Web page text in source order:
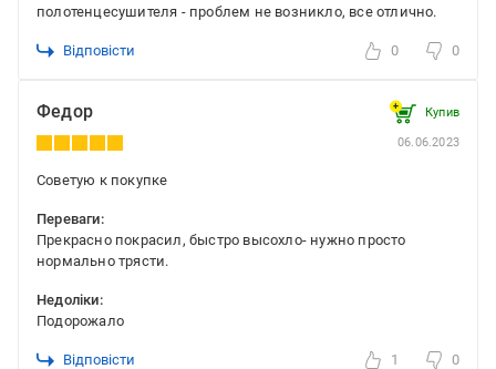
полотенцесушителя - проблем не возникло, все отлично.
Відповісти 0 0
Федор Купив
06.06.2023
Советую к покупке
Переваги:
Прекрасно покрасил, быстро высохло- нужно просто
нормально трясти.
Недоліки:
Подорожало
Відповісти 1 0